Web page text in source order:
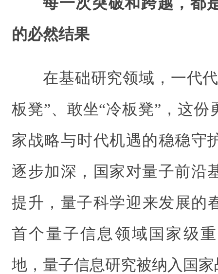
的必然结果
在基础研究领域，一代
板凳”、敢坐“冷板凳”，这份
家战略与时代机遇的稳稳守
逐步加深，国家对量子前沿
提升，量子科学迎来发展的
首个量子信息领域国家级
地，量子信息研究被纳入国